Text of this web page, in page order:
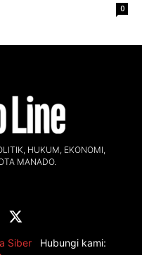
0
HUKUM, EKONOMI,
MANADO.
Siber
Hubungi kami: